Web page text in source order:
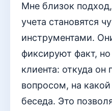
Мне близок
учета становятся
инструментами.
фиксируют факт,
клиента: откуда
вопросом, на
беседа. Это